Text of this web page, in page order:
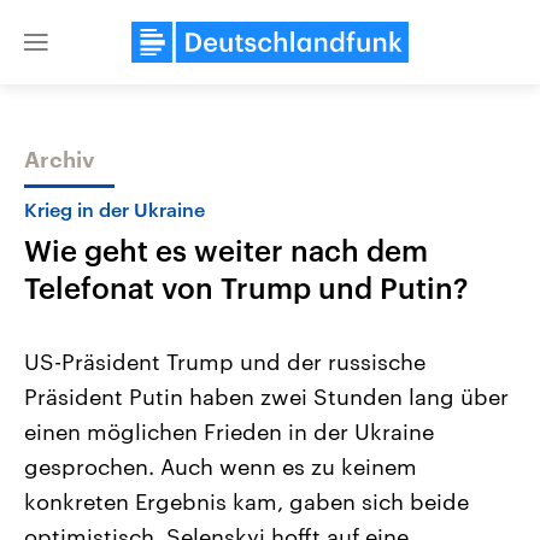
Close
Themen
Landtagswahl Sachsen-Anhalt
2026
Alle Informationen
Sachsen-Anhalt wählt am 6.
September 2026 einen neuen
Landtag. Seit 2021 wird das
Bundesland von einer Koalition aus
USA
Aktuelle Beiträge,
Hintergründe
Wirtschaftlich und
gehören die Vereinigten
den mächtigsten Ländern
mit großem Einfluss auf
Archiv
Krieg in der Ukraine
Wie geht es weiter nach dem
Telefonat von Trump und Putin?
US-Präsident Trump und der russische
Präsident Putin haben zwei Stunden lang über
einen möglichen Frieden in der Ukraine
gesprochen. Auch wenn es zu keinem
konkreten Ergebnis kam, gaben sich beide